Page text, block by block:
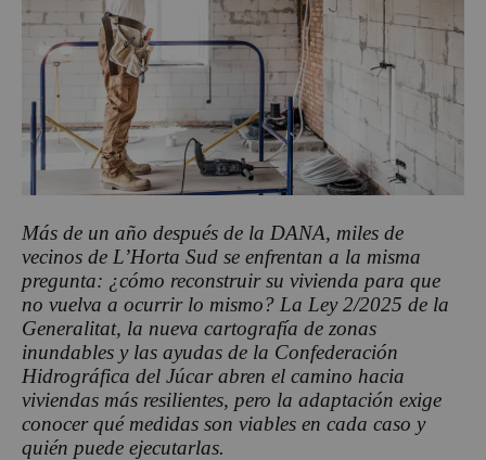
Más de un año después de la DANA, miles de
vecinos de L’Horta Sud se enfrentan a la misma
pregunta: ¿cómo reconstruir su vivienda para que
no vuelva a ocurrir lo mismo? La Ley 2/2025 de la
Generalitat, la nueva cartografía de zonas
inundables y las ayudas de la Confederación
Hidrográfica del Júcar abren el camino hacia
viviendas más resilientes, pero la adaptación exige
conocer qué medidas son viables en cada caso y
quién puede ejecutarlas.